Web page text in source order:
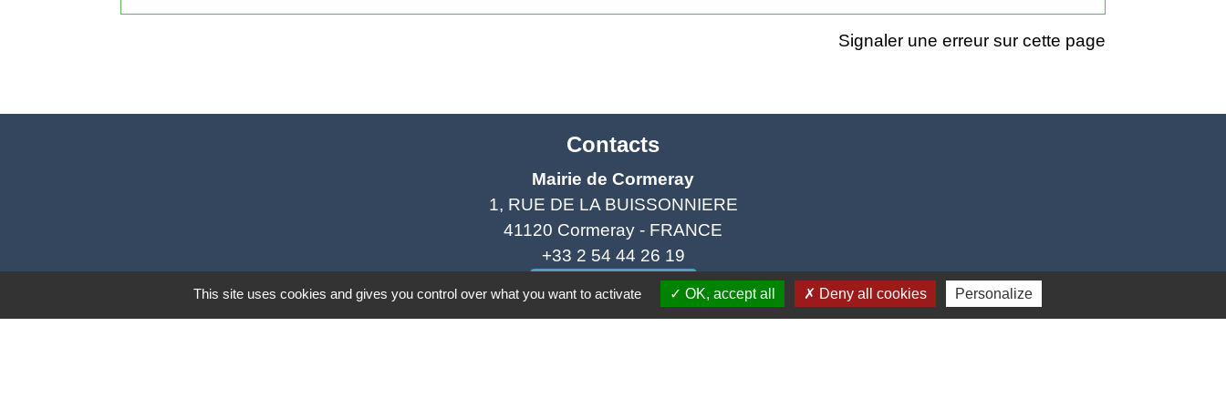
Signaler une erreur sur cette page
Contacts
Mairie de Cormeray
1, RUE DE LA BUISSONNIERE
41120 Cormeray - FRANCE
+33 2 54 44 26 19
Contact par formulaire
This site uses cookies and gives you control over what you want to activate OK, accept all Deny all cookies Personalize